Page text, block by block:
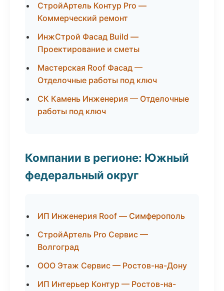
СтройАртель Контур Pro —
Коммерческий ремонт
ИнжСтрой Фасад Build —
Проектирование и сметы
Мастерская Roof Фасад —
Отделочные работы под ключ
СК Камень Инженерия — Отделочные
работы под ключ
Компании в регионе: Южный
федеральный округ
ИП Инженерия Roof — Симферополь
СтройАртель Pro Сервис —
Волгоград
ООО Этаж Сервис — Ростов-на-Дону
ИП Интерьер Контур — Ростов-на-